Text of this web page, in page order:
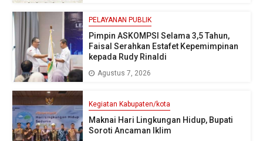
PELAYANAN PUBLIK
Pimpin ASKOMPSI Selama 3,5 Tahun,
Faisal Serahkan Estafet Kepemimpinan
kepada Rudy Rinaldi
Agustus 7, 2026
Kegiatan Kabupaten/kota
Maknai Hari Lingkungan Hidup, Bupati
Soroti Ancaman Iklim